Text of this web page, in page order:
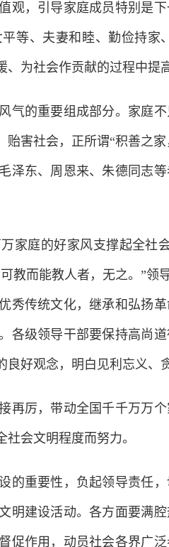
观，引导家庭成员特别是
等、夫妻和睦、勤俭持
为社会作贡献的过程中提
的重要组成部分。家庭不
害社会，正所谓“积善之
泽东、周恩来、朱德同志
庭的好家风支撑起全社
教而能教人者，无之。”
秀传统文化，继承和弘扬
各级领导干部要保持高尚
好观念，明白见利忘义、
厉，带动全国千千万万个
会文明程度而努力。
重要性，负起领导责任，
明建设活动。各方面要满
促作用，动员社会各界广